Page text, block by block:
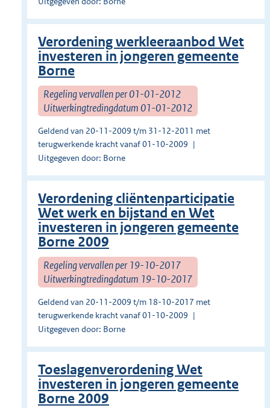
Verordening werkleeraanbod Wet
investeren in jongeren gemeente
Borne
Regeling vervallen per 01-01-2012
Uitwerkingtredingdatum 01-01-2012
Geldend van 20-11-2009 t/m 31-12-2011 met
terugwerkende kracht vanaf 01-10-2009
Uitgegeven door: Borne
Verordening cliëntenparticipatie
Wet werk en bijstand en Wet
investeren in jongeren gemeente
Borne 2009
Regeling vervallen per 19-10-2017
Uitwerkingtredingdatum 19-10-2017
Geldend van 20-11-2009 t/m 18-10-2017 met
terugwerkende kracht vanaf 01-10-2009
Uitgegeven door: Borne
Toeslagenverordening Wet
investeren in jongeren gemeente
Borne 2009